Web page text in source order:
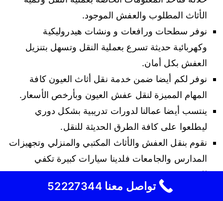
الأثاث المطلوب والعفش الموجود.
نوفر سطحات ورافعات و ونشات هيدروليكية
وكهربائية حديثة تسرع بعملية النقل وتسهل بتنزيل
العفش بكل أمان.
نوفر لكم أيضا ضمن خدمة نقل أثاث العيون كافة
المهام المميزة لنقل عفش العيون وبأرخص الأسعار.
ينتسب أيضا عمالنا لدورات تدريبية بشكل دوري
ليطلعوا على كافة الطرق الحديثة للنقل.
نقوم بنقل العفش والأثاث المكتبي والمنزلي وتجهيزات
المدارس والجامعات فلدينا سيارات كبيرة تكفي
للمهمة.
نقوم بتوصيل أيضا معدات المطاعم وملحقاتها
تواصل معنا 52227344